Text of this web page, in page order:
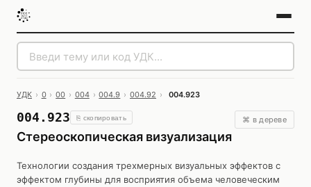
УДК › 0 › 00 › 004 › 004.9 › 004.92 › 004.923
004.923 ⎘ скопировать
Стереоскопическая визуализация
⌘ в дереве
Технологии создания трехмерных визуальных эффектов с
эффектом глубины для восприятия объема человеческим